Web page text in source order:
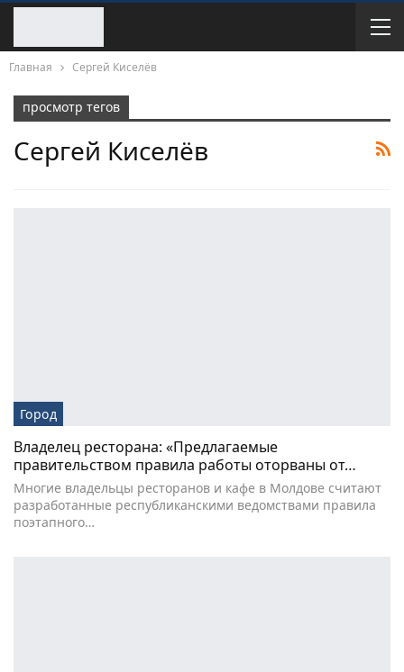
Главная Сергей Киселёв
просмотр тегов
Сергей Киселёв
Город
Владелец ресторана: «Предлагаемые
правительством правила работы оторваны от…
Многие владельцы ресторанов и кафе в Молдове считают
разработанные республиканскими ведомствами правила
поэтапного…